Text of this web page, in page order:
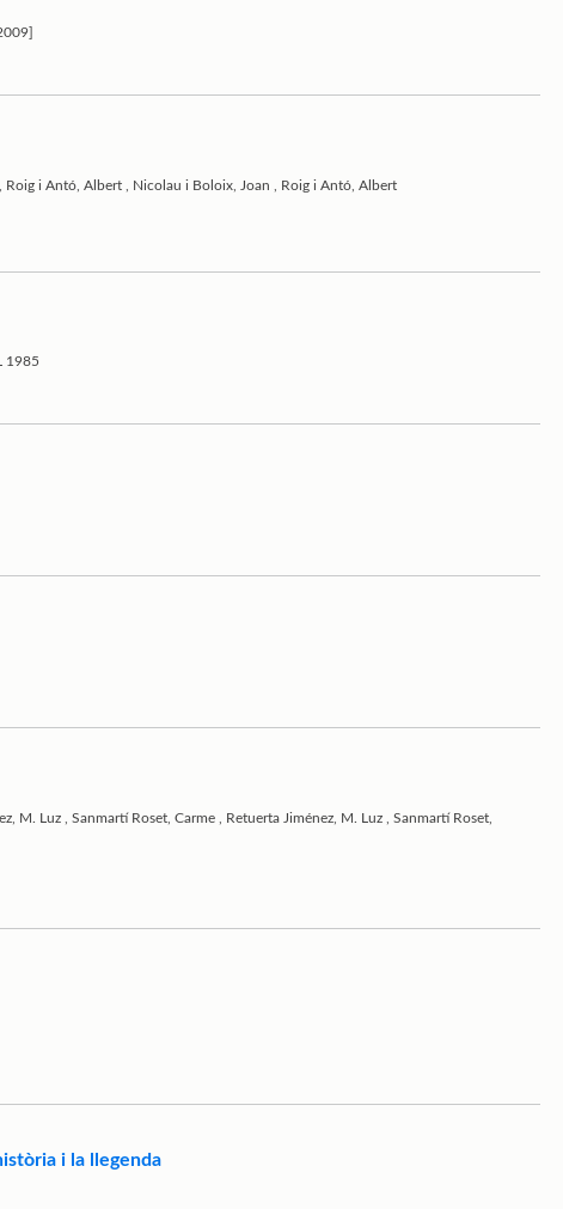
Roig i Antó, Albert Nicolau i Boloix, Joan
Roig i Antó, Albert
1985
M. Luz Sanmartí Roset, Carme Retuerta Jiménez, M. Luz
Sanmartí Roset,
i la llegenda